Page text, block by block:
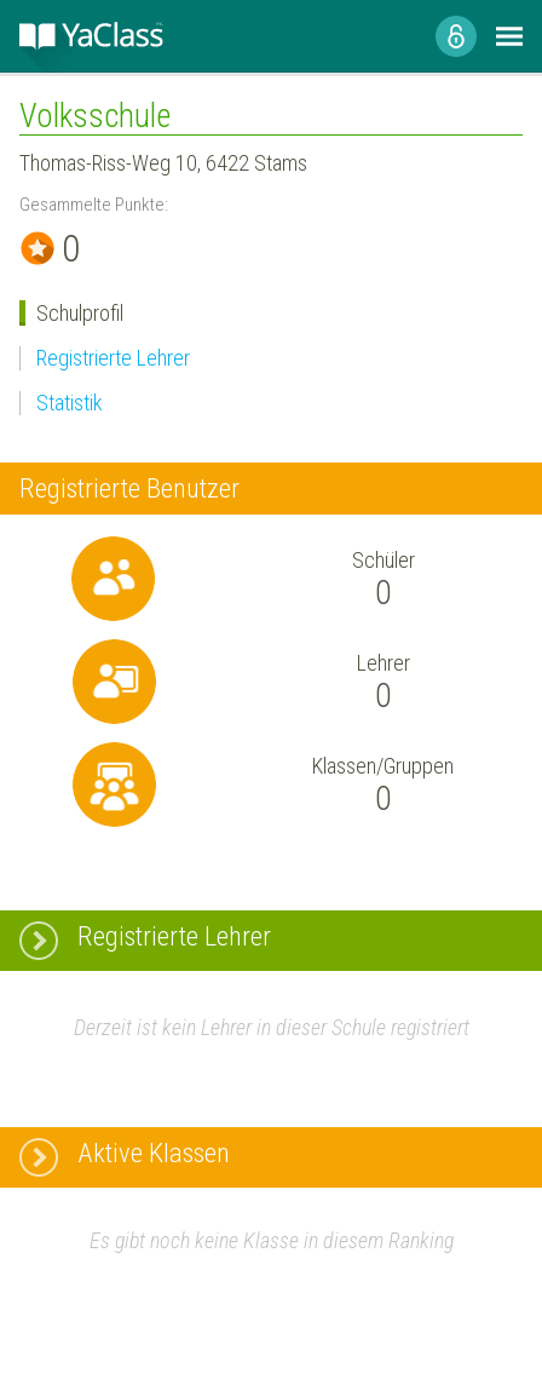
Volksschule
Thomas-Riss-Weg 10, 6422 Stams
Gesammelte Punkte:
0
Schulprofil
Registrierte Lehrer
Statistik
Registrierte Benutzer
Schüler
0
Lehrer
0
Klassen/Gruppen
0
Registrierte Lehrer
Derzeit ist kein Lehrer in dieser Schule registriert
Aktive Klassen
Es gibt noch keine Klasse in diesem Ranking